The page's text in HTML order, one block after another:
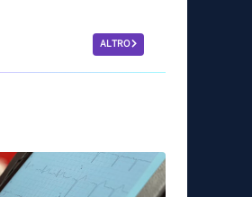
ALTRO